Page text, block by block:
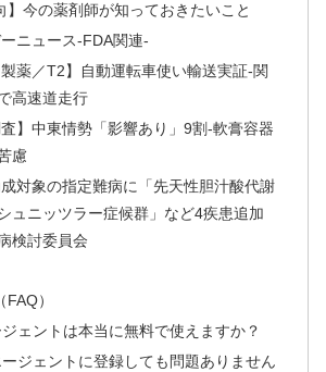
】今の薬剤師が知っておきたいこと
ニュース‐FDA関連‐
薬／T2】自動運転車使い輸送実証‐関
高速道走行
】中東情勢「影響あり」9割‐軟膏容器
慮
対象の指定難病に「先天性胆汁酸代謝
ュニッツラー症候群」など4疾患追加
検討委員会
）
ェントは本当に無料で使えますか？
ジェントに登録しても問題ありません